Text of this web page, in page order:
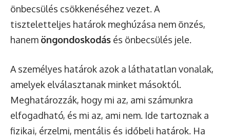
önbecsülés csökkenéséhez vezet. A
tiszteletteljes határok meghúzása nem önzés,
hanem öngondoskodás és önbecsülés jele.
A személyes határok azok a láthatatlan vonalak,
amelyek elválasztanak minket másoktól.
Meghatározzák, hogy mi az, ami számunkra
elfogadható, és mi az, ami nem. Ide tartoznak a
fizikai, érzelmi, mentális és időbeli határok. Ha